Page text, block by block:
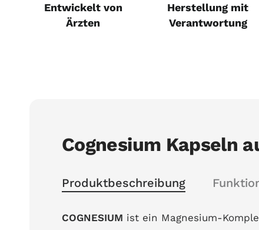
Entwickelt von
Ärzten
Herstellung mit
Verantwortung
Cognesium Kapseln
Produktbeschreibung
COGNESIUM ist ein Magnesium-